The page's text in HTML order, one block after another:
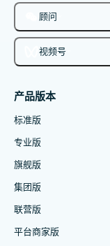
顾问
视频号
产品版本
标准版
专业版
旗舰版
集团版
联营版
平台商家版